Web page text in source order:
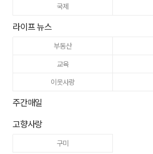
국제
라이프 뉴스
부동산
교육
이웃사랑
주간매일
고향사랑
구미